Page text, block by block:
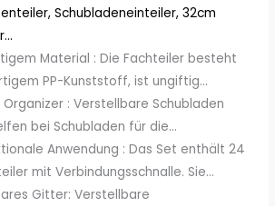
Schubladeneinteiler, 32cm
Material : Die Fachteiler besteht
PP-Kunststoff, ist ungiftig...
Organizer : Verstellbare Schubladen
bei Schubladen für die...
Anwendung : Das Set enthält 24
mit Verbindungsschnalle. Sie...
Gitter: Verstellbare